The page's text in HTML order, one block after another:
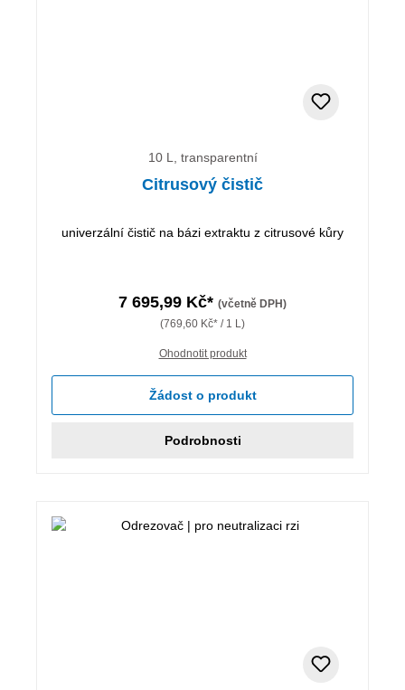
10 L, transparentní
Citrusový čistič
univerzální čistič na bázi extraktu z citrusové kůry
7 695,99 Kč* (včetně DPH)
(769,60 Kč* / 1 L)
Ohodnotit produkt
Žádost o produkt
Podrobnosti